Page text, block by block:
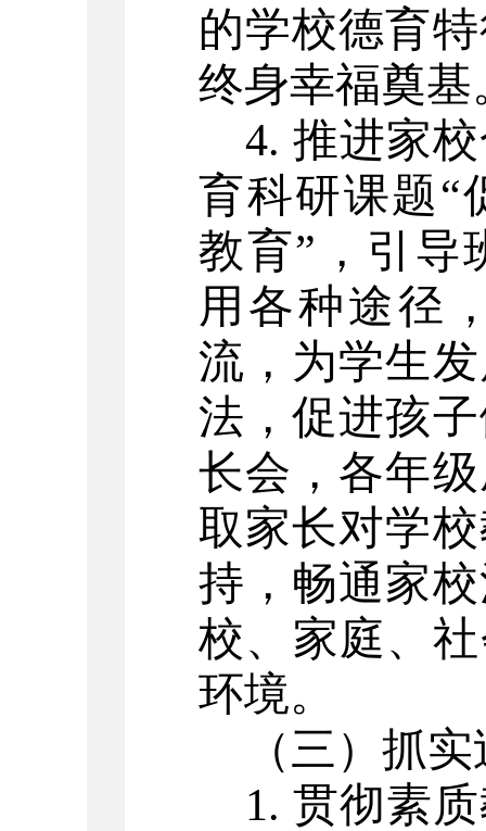
的学校德育
终身幸福奠基
4. 推进家
育科研课题“
教育”，引导
用各种途径
流，为学生
法，促进孩
长会，各年
取家长对学
持，畅通家
校、家庭、
环境。
（三）抓
1. 贯彻素